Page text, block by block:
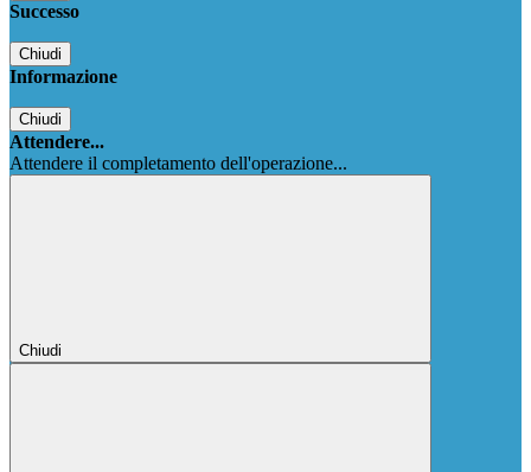
Successo
Chiudi
Informazione
Chiudi
Attendere...
Attendere il completamento dell'operazione...
Chiudi